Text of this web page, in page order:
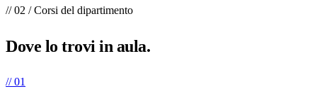
// 02 / Corsi del dipartimento
Dove lo trovi in aula.
// 01